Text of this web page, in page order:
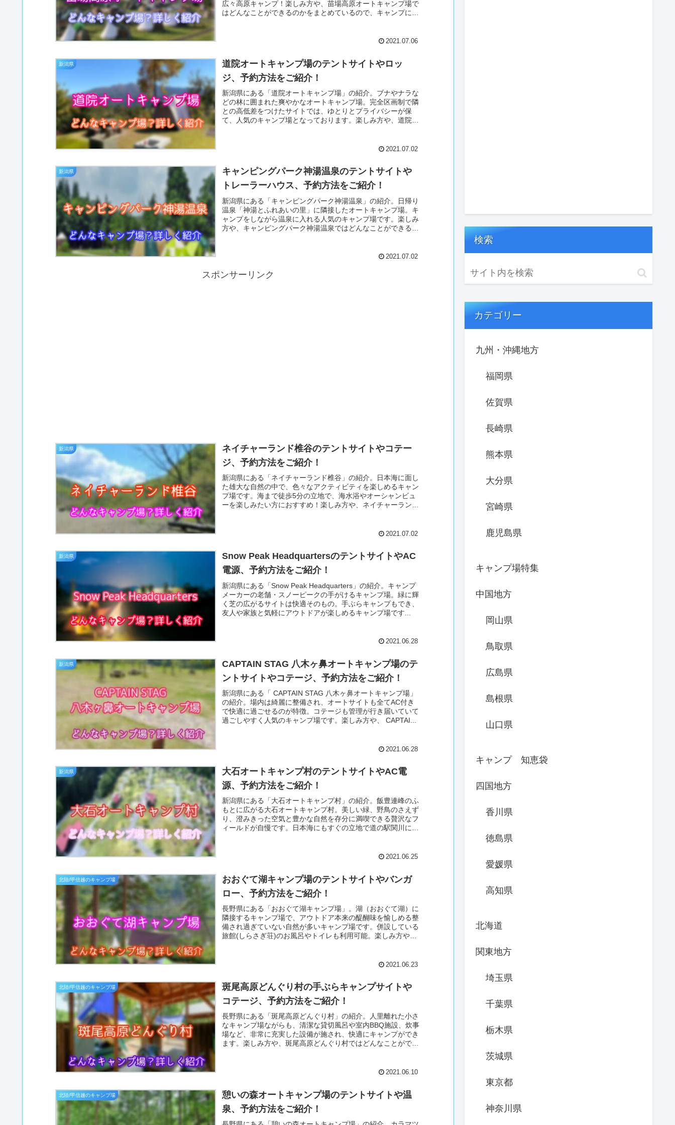
広々高原キャンプ！楽しみ方や、苗場高原オートキャンプ場で
はどんなことができるのかをまとめているので、キャンプに行
2021.07.06
新潟県
道院オートキャンプ場のテントサイトやロッ
ジ、予約方法をご紹介！
新潟県にある「道院オートキャンプ場」の紹介。ブナやナラな
どの林に囲まれた爽やかなオートキャンプ場。完全区画制で隣
との高低差をつけたサイトでは、ゆとりとプライバシーが保
て、人気のキャンプ場となっております。楽しみ方や、道院オ
2021.07.02
新潟県
キャンピングパーク神湯温泉のテントサイトや
トレーラーハウス、予約方法をご紹介！
新潟県にある「キャンピングパーク神湯温泉」の紹介。日帰り
温泉「神湯とふれあいの里」に隣接したオートキャンプ場。キ
ャンプをしながら温泉に入れる人気のキャンプ場です。楽しみ
方や、キャンピングパーク神湯温泉ではどんなことができるの
2021.07.02
スポンサーリンク
新潟県
ネイチャーランド椎谷のテントサイトやコテー
ジ、予約方法をご紹介！
新潟県にある「ネイチャーランド椎谷」の紹介。日本海に面し
た雄大な自然の中で、色々なアクティビティを楽しめるキャン
プ場です。海まで徒歩5分の立地で、海水浴やオーシャンビュ
ーを楽しみたい方におすすめ！楽しみ方や、ネイチャーランド
2021.07.02
新潟県
Snow Peak HeadquartersのテントサイトやAC
電源、予約方法をご紹介！
新潟県にある「Snow Peak Headquarters」の紹介。キャンプ
メーカーの老舗・スノーピークの手がけるキャンプ場。緑に輝
く芝の広がるサイトは快適そのもの。手ぶらキャンプもでき、
友人や家族と気軽にアウトドアが楽しめるキャンプ場です...
2021.06.28
新潟県
CAPTAIN STAG 八木ヶ鼻オートキャンプ場のテ
ントサイトやコテージ、予約方法をご紹介！
新潟県にある「 CAPTAIN STAG 八木ヶ鼻オートキャンプ場」
の紹介。場内は綺麗に整備され、オートサイトも全てAC付き
で快適に過ごせるのが特徴。コテージも管理が行き届いていて
過ごしやすく人気のキャンプ場です。楽しみ方や、 CAPTAI...
2021.06.28
新潟県
大石オートキャンプ村のテントサイトやAC電
源、予約方法をご紹介！
新潟県にある「大石オートキャンプ村」の紹介。飯豊連峰のふ
もとに広がる大石オートキャンプ村。美しい緑、野鳥のさえず
り、澄みきった空気と豊かな自然を存分に満喫できる贅沢なフ
ィールドが自慢です。日本海にもすぐの立地で道の駅関川に足
2021.06.25
北陸/甲信越のキャンプ場
おおぐて湖キャンプ場のテントサイトやバンガ
ロー、予約方法をご紹介！
長野県にある「おおぐて湖キャンプ場」。湖（おおぐて湖）に
隣接するキャンプ場で、アウトドア本来の醍醐味を愉しめる整
備され過ぎていない自然が多いキャンプ場です。併設している
旅館(しらさぎ荘)のお風呂やトイレも利用可能。楽しみ方や、
2021.06.23
北陸/甲信越のキャンプ場
斑尾高原どんぐり村の手ぶらキャンプサイトや
コテージ、予約方法をご紹介！
長野県にある「斑尾高原どんぐり村」の紹介。人里離れた小さ
なキャンプ場ながらも、清潔な貸切風呂や室内BBQ施設、炊事
場など、非常に充実した設備が施され、快適にキャンプができ
ます。楽しみ方や、斑尾高原どんぐり村ではどんなことができ
2021.06.10
北陸/甲信越のキャンプ場
憩いの森オートキャンプ場のテントサイトや温
泉、予約方法をご紹介！
検索
カテゴリー
九州・沖縄地方
福岡県
佐賀県
長崎県
熊本県
大分県
宮崎県
鹿児島県
キャンプ場特集
中国地方
岡山県
鳥取県
広島県
島根県
山口県
キャンプ 知恵袋
四国地方
香川県
徳島県
愛媛県
高知県
北海道
関東地方
埼玉県
千葉県
栃木県
茨城県
東京都
神奈川県